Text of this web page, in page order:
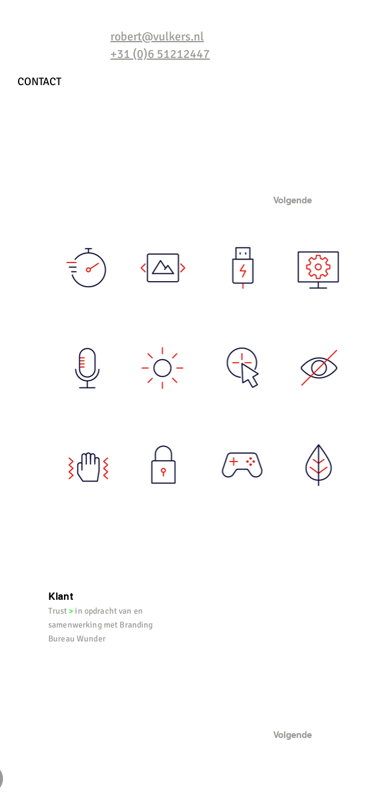
robert@vulkers.nl
+31 (0)6 51212447
CONTACT
Volgende
Klant
Trust >in opdracht van en
samenwerking met Branding
Bureau Wunder
Volgende